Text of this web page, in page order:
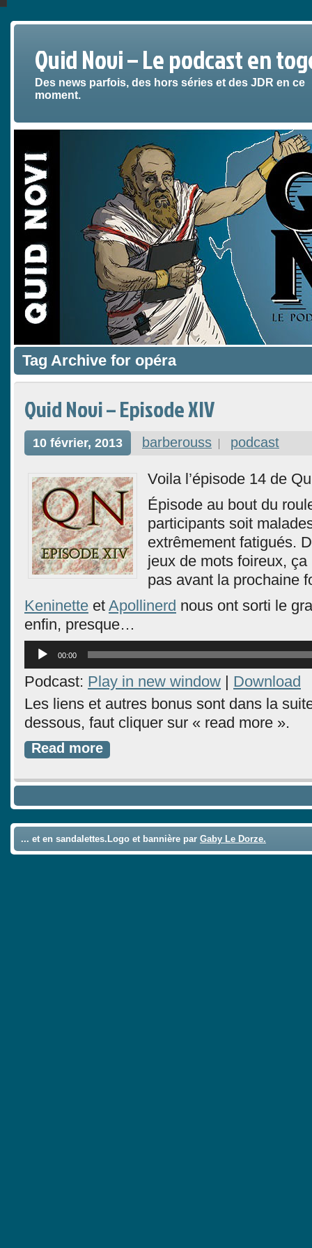
Quid Novi – Le podcast en
Des news parfois, des hors séries et des JDR en ce
moment.
Tag Archive for opéra
Quid Novi – Episode XIV
10 février, 2013 barberouss podcast
Voila l’épisode 14 de
Épisode au bout du
participants soit
extrêmement fatigués.
jeux de mots foireux,
pas avant la prochaine
Keninette et Apollinerd nous ont sorti le
enfin, presque…
Lecteur
audio
00:00
Podcast: Play in new window | Download
Les liens et autres bonus sont dans la
dessous, faut cliquer sur « read more ».
Read more
... et en sandalettes.Logo et bannière par Gaby Le Dorze.